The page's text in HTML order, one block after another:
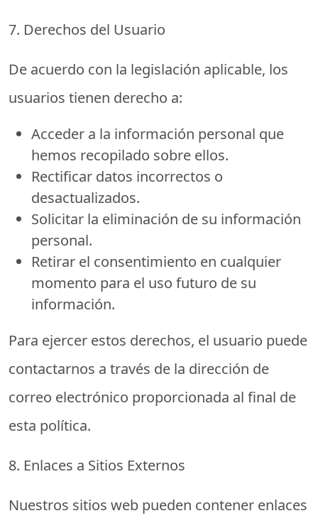
7. Derechos del Usuario
De acuerdo con la legislación aplicable, los
usuarios tienen derecho a:
Acceder a la información personal que
hemos recopilado sobre ellos.
Rectificar datos incorrectos o
desactualizados.
Solicitar la eliminación de su información
personal.
Retirar el consentimiento en cualquier
momento para el uso futuro de su
información.
Para ejercer estos derechos, el usuario puede
contactarnos a través de la dirección de
correo electrónico proporcionada al final de
esta política.
8. Enlaces a Sitios Externos
Nuestros sitios web pueden contener enlaces